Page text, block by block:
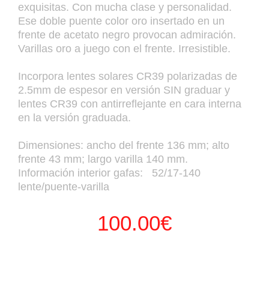
exquisitas. Con mucha clase y personalidad.
Ese doble puente color oro insertado en un
frente de acetato negro provocan admiración.
Varillas oro a juego con el frente. Irresistible.
Incorpora lentes solares CR39 polarizadas de
2.5mm de espesor en versión SIN graduar y
lentes CR39 con antirreflejante en cara interna
en la versión graduada.
Dimensiones: ancho del frente 136 mm; alto
frente 43 mm; largo varilla 140 mm.
Información interior gafas: 52/17-140
lente/puente-varilla
100.00€